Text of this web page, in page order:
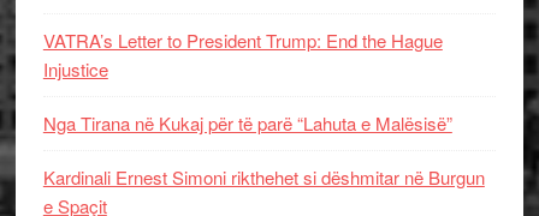
VATRA’s Letter to President Trump: End the Hague
Injustice
Nga Tirana në Kukaj për të parë “Lahuta e Malësisë”
Kardinali Ernest Simoni rikthehet si dëshmitar në Burgun
e Spaçit